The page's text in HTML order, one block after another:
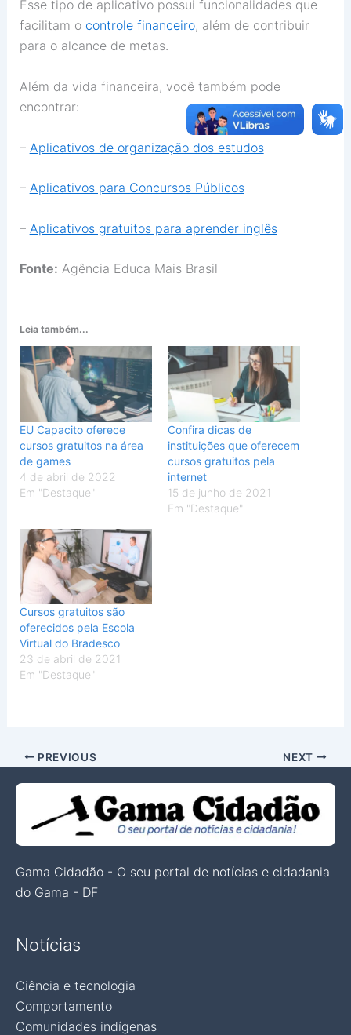
Esse tipo de aplicativo possui funcionalidades que
facilitam o controle financeiro, além de contribuir
para o alcance de metas.
Além da vida financeira, você também pode
encontrar:
– Aplicativos de organização dos estudos
– Aplicativos para Concursos Públicos
– Aplicativos gratuitos para aprender inglês
Fonte: Agência Educa Mais Brasil
Leia também...
EU Capacito oferece
cursos gratuitos na área
de games
4 de abril de 2022
Em "Destaque"
Confira dicas de
instituições que oferecem
cursos gratuitos pela
internet
15 de junho de 2021
Em "Destaque"
Cursos gratuitos são
oferecidos pela Escola
Virtual do Bradesco
23 de abril de 2021
Em "Destaque"
PREVIOUS NEXT
Gama Cidadão - O seu portal de notícias e cidadania
do Gama - DF
Notícias
Ciência e tecnologia
Comportamento
Comunidades indígenas